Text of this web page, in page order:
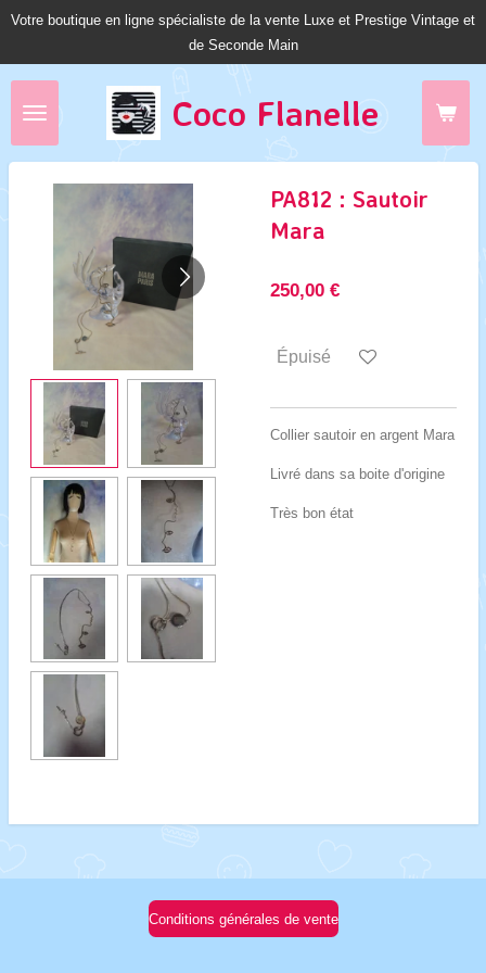
Passer
Coco Flanelle
Votre boutique en ligne spécialiste de la vente Luxe et Prestige Vintage et
de Seconde Main
PA812 : Sautoir
Mara
250,00 €
Épuisé
Collier sautoir en argent Mara
Livré dans sa boite d'origine
Très bon état
Conditions générales de vente